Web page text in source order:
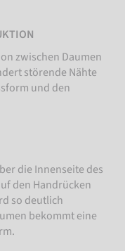
zwischen Daumen
störende Nähte
und den
die Innenseite des
den Handrücken
so deutlich
bekommt eine